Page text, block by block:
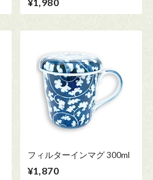
フィルターインマグ 300ml
¥1,870